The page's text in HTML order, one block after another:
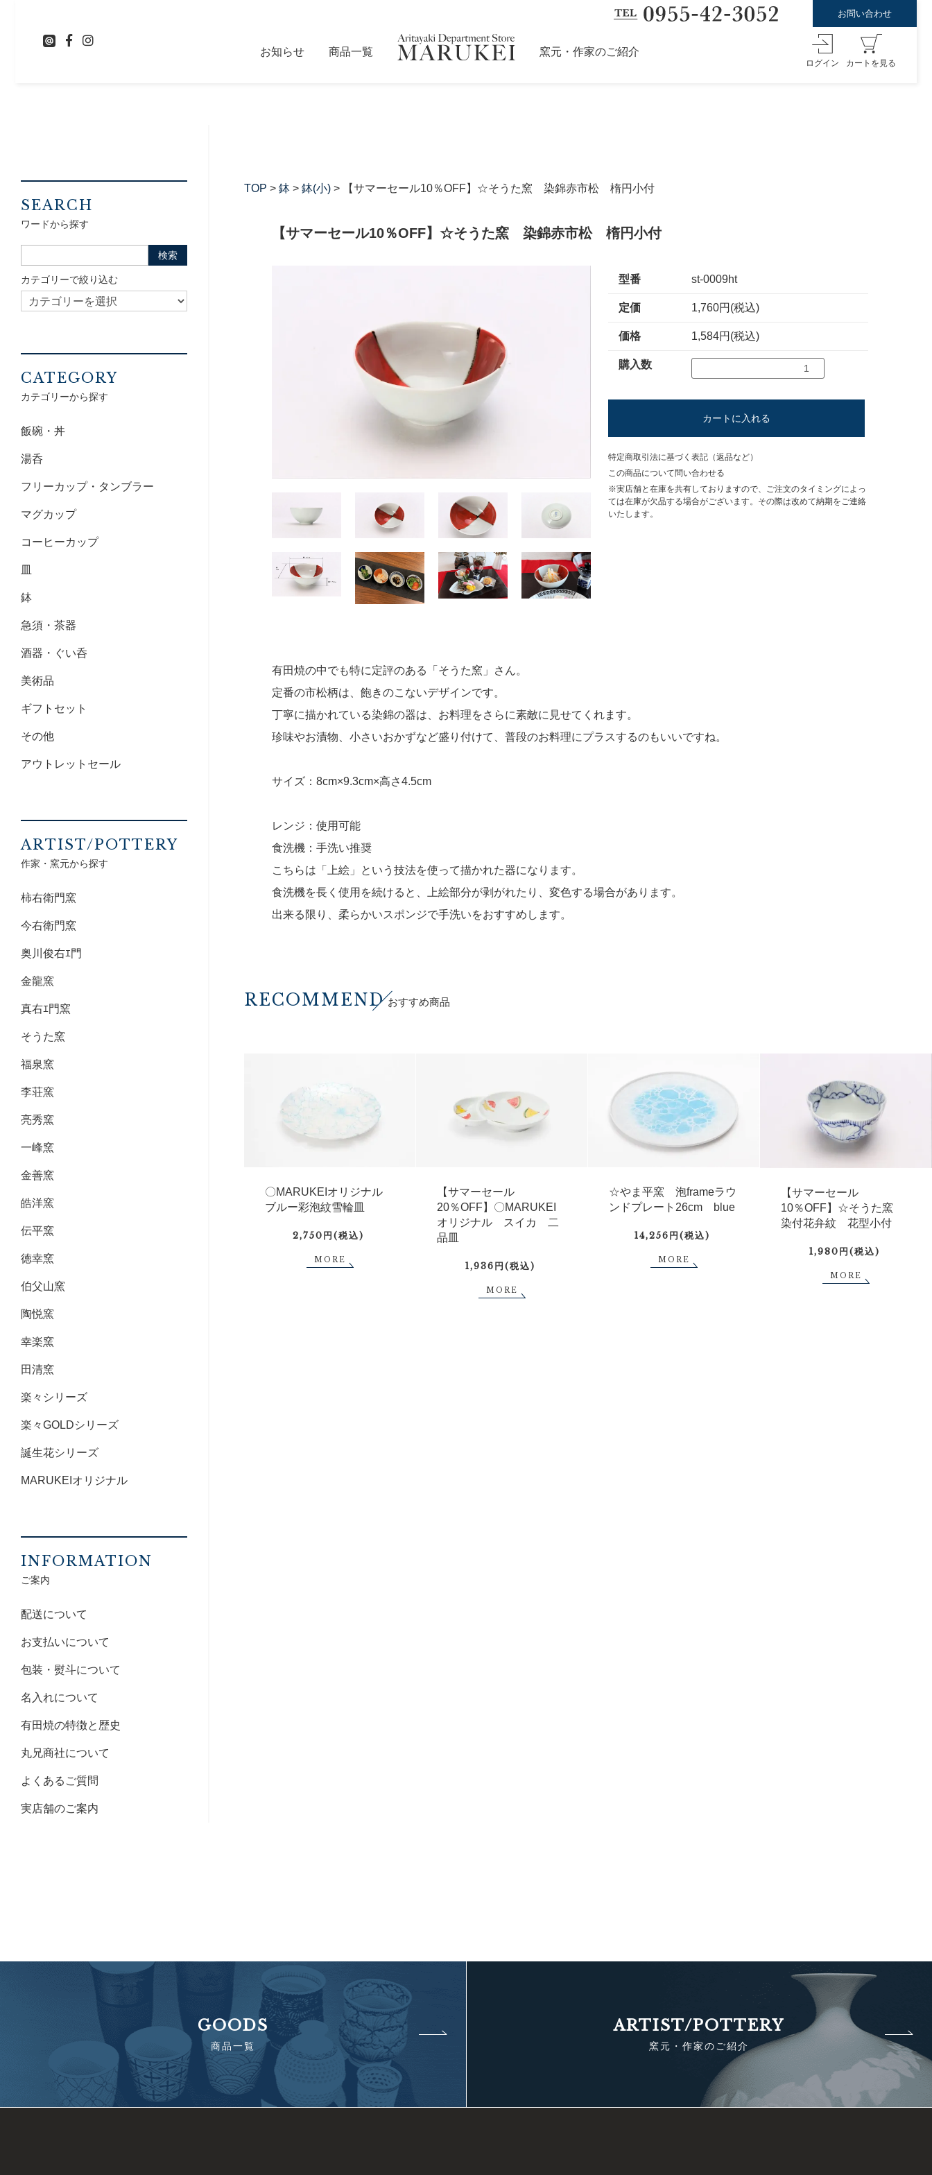
お問い合わせ
お知らせ 商品一覧 窯元・作家のご紹介
ログイン カートを見る
TOP > 鉢 > 鉢(小) > 【サマーセール10％OFF】☆そうた窯 染錦赤市松 楕円小付
【サマーセール10％OFF】☆そうた窯 染錦赤市松 楕円小付
型番 st-0009ht
定価 1,760円(税込)
価格 1,584円(税込)
購入数
カートに入れる
特定商取引法に基づく表記（返品など）
この商品について問い合わせる
※実店舗と在庫を共有しておりますので、ご注文のタイミングによっ
ては在庫が欠品する場合がございます。その際は改めて納期をご連絡
いたします。
有田焼の中でも特に定評のある「そうた窯」さん。
定番の市松柄は、飽きのこないデザインです。
丁寧に描かれている染錦の器は、お料理をさらに素敵に見せてくれます。
珍味やお漬物、小さいおかずなど盛り付けて、普段のお料理にプラスするのもいいですね。
サイズ：8cm×9.3cm×高さ4.5cm
レンジ：使用可能
食洗機：手洗い推奨
こちらは「上絵」という技法を使って描かれた器になります。
食洗機を長く使用を続けると、上絵部分が剥がれたり、変色する場合があります。
出来る限り、柔らかいスポンジで手洗いをおすすめします。
RECOMMEND おすすめ商品
〇MARUKEIオリジナル
ブルー彩泡紋雪輪皿
2,750円(税込)
MORE
【サマーセール
20％OFF】〇MARUKEI
オリジナル スイカ 二
品皿
1,936円(税込)
MORE
☆やま平窯 泡frameラウ
ンドプレート26cm blue
14,256円(税込)
MORE
【サマーセール
10％OFF】☆そうた窯
染付花弁紋 花型小付
1,980円(税込)
MORE
SEARCH
ワードから探す
カテゴリーで絞り込む
CATEGORY
カテゴリーから探す
飯碗・丼
湯呑
フリーカップ・タンブラー
マグカップ
コーヒーカップ
皿
鉢
急須・茶器
酒器・ぐい呑
美術品
ギフトセット
その他
アウトレットセール
ARTIST/POTTERY
作家・窯元から探す
柿右衛門窯
今右衛門窯
奥川俊右ｴ門
金龍窯
真右ｴ門窯
そうた窯
福泉窯
李荘窯
亮秀窯
一峰窯
金善窯
皓洋窯
伝平窯
徳幸窯
伯父山窯
陶悦窯
幸楽窯
田清窯
楽々シリーズ
楽々GOLDシリーズ
誕生花シリーズ
MARUKEIオリジナル
INFORMATION
ご案内
配送について
お支払いについて
包装・熨斗について
名入れについて
有田焼の特徴と歴史
丸兄商社について
よくあるご質問
実店舗のご案内
GOODS
商品一覧
ARTIST/POTTERY
窯元・作家のご紹介